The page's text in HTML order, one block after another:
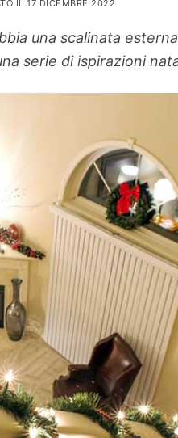
IL 17 DICEMBRE 2022
una scalinata
serie di ispirazioni